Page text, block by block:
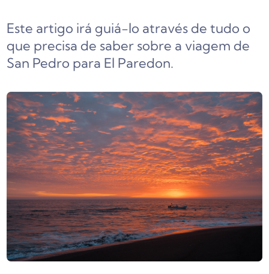
Este artigo irá guiá-lo através de tudo o
que precisa de saber sobre a viagem de
San Pedro para El Paredon.